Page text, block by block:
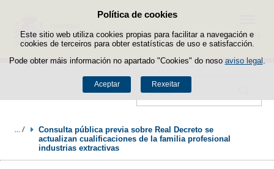
Política de cookies
Este sitio web utiliza cookies propias para facilitar a navegación e
cookies de terceiros para obter estatísticas de uso e satisfacción.
Pode obter máis información no apartado "Cookies" do noso aviso legal
Aceptar Rexeitar
Saltar ao contido
Buscador
Menú
Consulta pública previa sobre Real Decreto se
actualizan cualificaciones de la familia profesional
industrias extractivas